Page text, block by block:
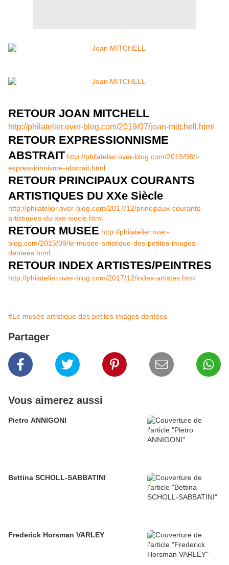
RETOUR JOAN MITCHELL
http://philatelier.over-blog.com/2019/07/joan-mitchell.html
RETOUR EXPRESSIONNISME
ABSTRAIT http://philatelier.over-blog.com/2019/08/l-
expressionnisme-abstrait.html
RETOUR PRINCIPAUX COURANTS
ARTISTIQUES DU XXe Siècle
http://philatelier.over-blog.com/2017/12/principaux-courants-
artistiques-du-xxe-siecle.html
RETOUR MUSEE http://philatelier.over-
blog.com/2015/09/le-musee-artistique-des-petites-images-
dentees.html
RETOUR INDEX ARTISTES/PEINTRES
http://philatelier.over-blog.com/2017/12/index-artistes.html
#Le musée artistique des petites images dentées
Partager
Vous aimerez aussi
Pietro ANNIGONI
Bettina SCHOLL-SABBATINI
Frederick Horsman VARLEY